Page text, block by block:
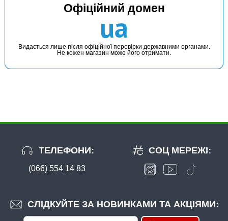
Офіційний домен
ua
Видається лише після офіційної перевірки державними органами.
Не кожен магазин може його отримати.
ТЕЛЕФОНИ:
(066) 554 14 83
СЛІДКУЙТЕ ЗА НОВИНКАМИ ТА АКЦІЯМИ:
СОЦ МЕРЕЖІ: